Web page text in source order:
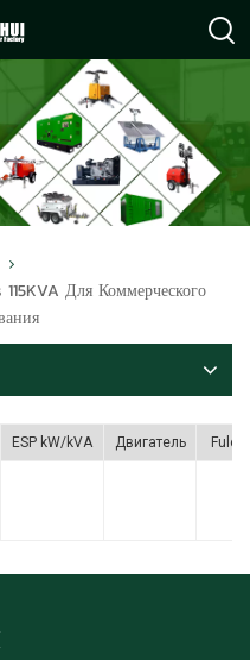
Для Коммерческого
ESP kW/kVA Двигатель Fule